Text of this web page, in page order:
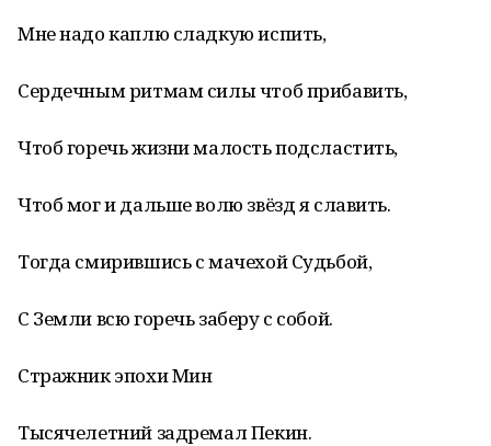
Мне надо каплю сладкую испить,
Сердечным ритмам силы чтоб прибавить,
Чтоб горечь жизни малость подсластить,
Чтоб мог и дальше волю звёзд я славить.
Тогда смирившись с мачехой Судьбой,
С Земли всю горечь заберу с собой.
Стражник эпохи Мин
Тысячелетний задремал Пекин.